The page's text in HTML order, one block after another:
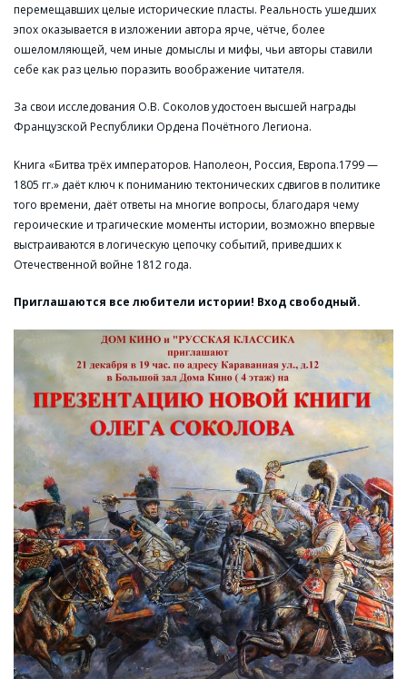
перемещавших целые исторические пласты. Реальность ушедших
эпох оказывается в изложении автора ярче, чётче, более
ошеломляющей, чем иные домыслы и мифы, чьи авторы ставили
себе как раз целью поразить воображение читателя.
За свои исследования О.В. Соколов удостоен высшей награды
Французской Республики Ордена Почётного Легиона.
Книга «Битва трёх императоров. Наполеон, Россия, Европа.1799 —
1805 гг.» даёт ключ к пониманию тектонических сдвигов в политике
того времени, даёт ответы на многие вопросы, благодаря чему
героические и трагические моменты истории, возможно впервые
выстраиваются в логическую цепочку событий, приведших к
Отечественной войне 1812 года.
Приглашаются все любители истории! Вход свободный.